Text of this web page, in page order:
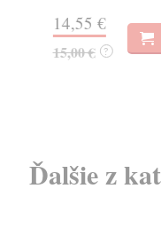
14,55 €
15,00 € ?
Ďalšie z